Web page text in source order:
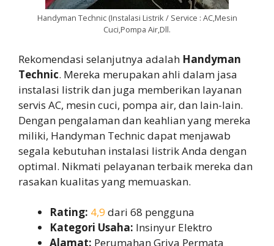
Handyman Technic (Instalasi Listrik / Service : AC,Mesin
Cuci,Pompa Air,Dll.
Rekomendasi selanjutnya adalah Handyman
Technic. Mereka merupakan ahli dalam jasa
instalasi listrik dan juga memberikan layanan
servis AC, mesin cuci, pompa air, dan lain-lain.
Dengan pengalaman dan keahlian yang mereka
miliki, Handyman Technic dapat menjawab
segala kebutuhan instalasi listrik Anda dengan
optimal. Nikmati pelayanan terbaik mereka dan
rasakan kualitas yang memuaskan.
Rating: 4,9 dari 68 pengguna
Kategori Usaha: Insinyur Elektro
Alamat: Perumahan Griya Permata